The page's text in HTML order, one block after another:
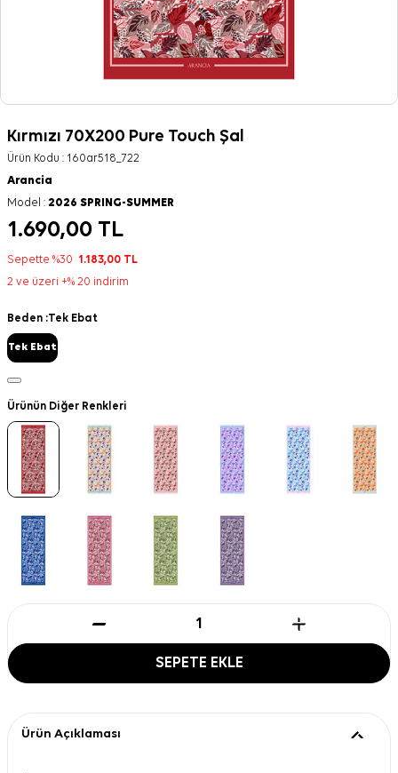
Kırmızı 70X200 Pure Touch Şal
Ürün Kodu : 160ar518_722
Arancia
Model : 2026 SPRING-SUMMER
1.690,00 TL
Sepette %30 1.183,00 TL
2 ve üzeri +% 20 indirim
Beden :Tek Ebat
Tek Ebat
Ürünün Diğer Renkleri
SEPETE EKLE
Ürün Açıklaması